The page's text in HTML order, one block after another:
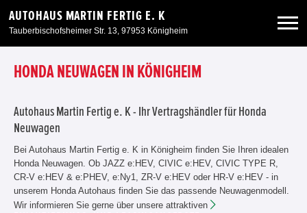
AUTOHAUS MARTIN FERTIG E. K
Tauberbischofsheimer Str. 13, 97953 Königheim
Neuwagen
Gebrauchtwagen
Angebote
Service & Zubehör
HONDA NEUWAGEN IN KÖNIGHEIM
Autohaus Martin Fertig e. K - Ihr Vertragshändler für Honda
Neuwagen
Bei Autohaus Martin Fertig e. K in Königheim finden Sie Ihren idealen
Honda Neuwagen. Ob JAZZ e:HEV, CIVIC e:HEV, CIVIC TYPE R,
CR-V e:HEV & e:PHEV, e:Ny1, ZR-V e:HEV oder HR-V e:HEV - in
unserem Honda Autohaus finden Sie das passende Neuwagenmodell.
Wir informieren Sie gerne über unsere attraktiven